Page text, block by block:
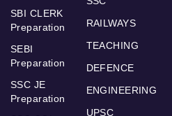
SBI CLERK
Preparation
SEBI
Preparation
SSC JE
Preparation
RAILWAYS
TEACHING
DEFENCE
ENGINEERING
UPSC